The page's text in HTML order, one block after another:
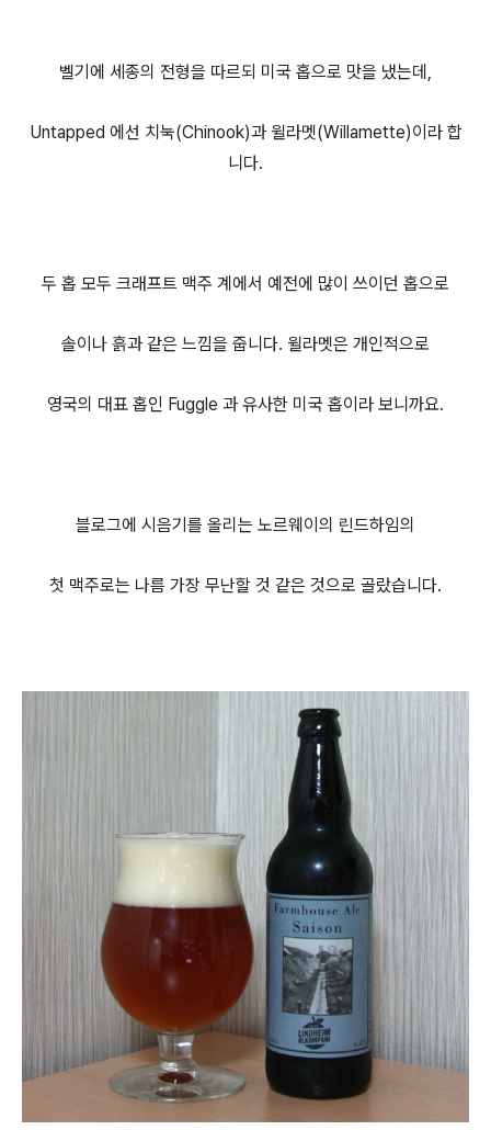
벨기에 세종의 전형을 따르되 미국 홉으로 맛을 냈는데,
Untapped 에선 치눅(Chinook)과 윌라멧(Willamette)이라 합
니다.
두 홉 모두 크래프트 맥주 계에서 예전에 많이 쓰이던 홉으로
솔이나 흙과 같은 느낌을 줍니다. 윌라멧은 개인적으로
영국의 대표 홉인 Fuggle 과 유사한 미국 홉이라 보니까요.
블로그에 시음기를 올리는 노르웨이의 린드하임의
첫 맥주로는 나름 가장 무난할 것 같은 것으로 골랐습니다.